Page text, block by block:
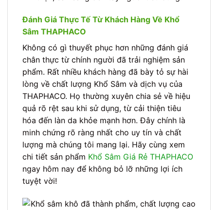
Đánh Giá Thực Tế Từ Khách Hàng Về Khổ
Sâm THAPHACO
Không có gì thuyết phục hơn những đánh giá
chân thực từ chính người đã trải nghiệm sản
phẩm. Rất nhiều khách hàng đã bày tỏ sự hài
lòng về chất lượng Khổ Sâm và dịch vụ của
THAPHACO. Họ thường xuyên chia sẻ về hiệu
quả rõ rệt sau khi sử dụng, từ cải thiện tiêu
hóa đến làn da khỏe mạnh hơn. Đây chính là
minh chứng rõ ràng nhất cho uy tín và chất
lượng mà chúng tôi mang lại. Hãy cùng xem
chi tiết sản phẩm Khổ Sâm Giá Rẻ THAPHACO
ngay hôm nay để không bỏ lỡ những lợi ích
tuyệt vời!